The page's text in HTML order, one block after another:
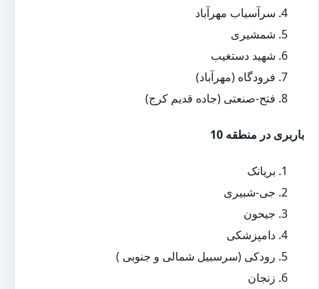
سرآسیاب مهرآباد
شمشیری
شهید دستغیب
فرودگاه (مهرآباد)
فتح-صنعتی (جاده قدیم کرج)
باربری در منطقه 10
بریانک
جی-شبیری
جیحون
دامپزشکی
رودکی (سرسبیل شمالی و جنوبی )
زنجان